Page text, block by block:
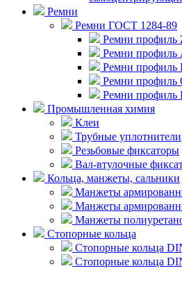
Ремни
Ремни ГОСТ 1284-89
Ремни профиль
Ремни профиль
Ремни профиль
Ремни профиль
Ремни профиль
Промышленная химия
Клеи
Трубные уплотнители
Резьбовые фиксаторы
Вал-втулочные
Кольца, манжеты, сальники
Манжеты
Манжеты
Манжеты
Стопорные кольца
Стопорные кольца
Стопорные кольца